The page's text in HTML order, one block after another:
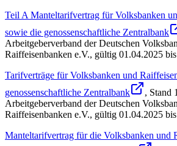
Teil A Manteltarifvertrag für Volksbanken
sowie die genossenschaftliche Zentralbank
Arbeitgeberverband der Deutschen
Raiffeisenbanken e.V., gültig 01.04.2025
Tarifverträge für Volksbanken und
genossenschaftliche Zentralbank
, Stand
Arbeitgeberverband der Deutschen
Raiffeisenbanken e.V., gültig 01.04.2025
Manteltarifvertrag für die Volksbanken und